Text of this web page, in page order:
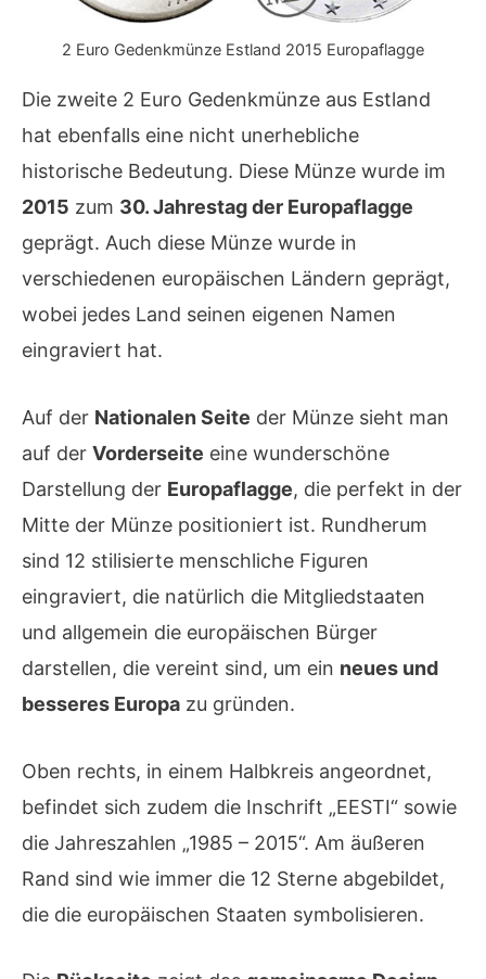
2 Euro Gedenkmünze Estland 2015 Europaflagge
Die zweite 2 Euro Gedenkmünze aus Estland
hat ebenfalls eine nicht unerhebliche
historische Bedeutung. Diese Münze wurde im
2015 zum 30. Jahrestag der Europaflagge
geprägt. Auch diese Münze wurde in
verschiedenen europäischen Ländern geprägt,
wobei jedes Land seinen eigenen Namen
eingraviert hat.
Auf der Nationalen Seite der Münze sieht man
auf der Vorderseite eine wunderschöne
Darstellung der Europaflagge, die perfekt in der
Mitte der Münze positioniert ist. Rundherum
sind 12 stilisierte menschliche Figuren
eingraviert, die natürlich die Mitgliedstaaten
und allgemein die europäischen Bürger
darstellen, die vereint sind, um ein neues und
besseres Europa zu gründen.
Oben rechts, in einem Halbkreis angeordnet,
befindet sich zudem die Inschrift „EESTI“ sowie
die Jahreszahlen „1985 – 2015“. Am äußeren
Rand sind wie immer die 12 Sterne abgebildet,
die die europäischen Staaten symbolisieren.